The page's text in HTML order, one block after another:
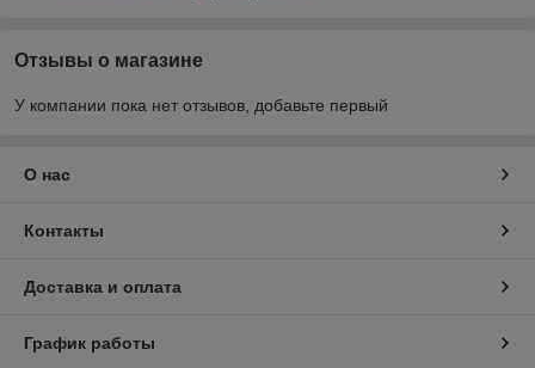
Отзывы о магазине
У компании пока нет отзывов, добавьте первый
О нас
Контакты
Доставка и оплата
График работы